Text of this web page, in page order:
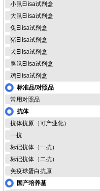
小鼠Elisa试剂盒
大鼠Elisa试剂盒
兔Elisa试剂盒
猪Elisa试剂盒
犬Elisa试剂盒
豚鼠Elisa试剂盒
鸡Elisa试剂盒
标准品/对照品
常用对照品
抗体
抗体抗原（可产业化）
一抗
标记抗体（一抗）
标记抗体（二抗）
免疫球蛋白抗原
国产培养基